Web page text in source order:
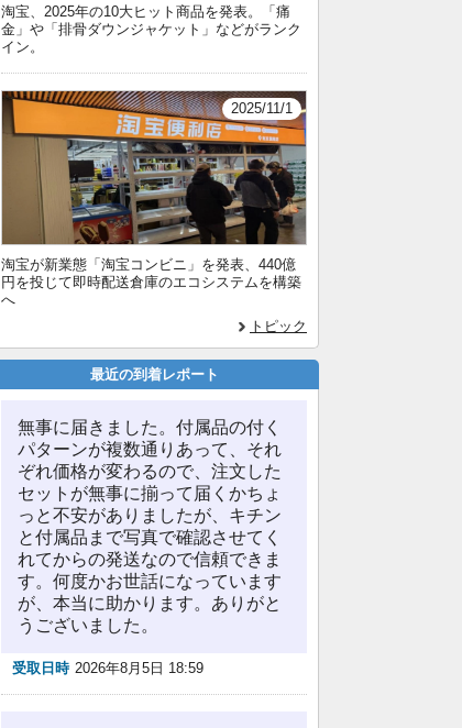
淘宝、2025年の10大ヒット商品を発表。「痛
金」や「排骨ダウンジャケット」などがランク
イン。
2025/11/1
淘宝が新業態「淘宝コンビニ」を発表、440億
円を投じて即時配送倉庫のエコシステムを構築
へ
トピック
最近の到着レポート
無事に届きました。付属品の付く
パターンが複数通りあって、それ
ぞれ価格が変わるので、注文した
セットが無事に揃って届くかちょ
っと不安がありましたが、キチン
と付属品まで写真で確認させてく
れてからの発送なので信頼できま
す。何度かお世話になっています
が、本当に助かります。ありがと
うございました。
受取日時 2026年8月5日 18:59